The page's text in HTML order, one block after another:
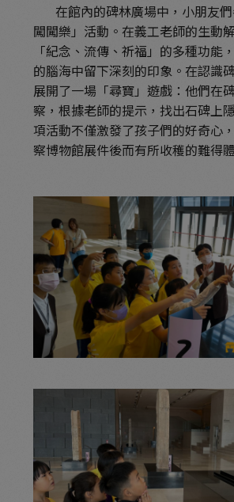
在館內的碑林廣場中，小朋友們
闖闖樂」活動。在義工老師的生動
「紀念、流傳、祈福」的多種功能
的腦海中留下深刻的印象。在認識
展開了一場「尋寶」遊戲：他們在
察，根據老師的提示，找出石碑上
項活動不僅激發了孩子們的好奇心
察博物館展件後而有所收穫的難得